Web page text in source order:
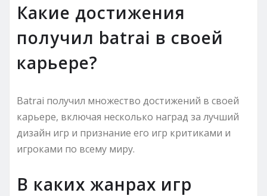
Какие достижения
получил batrai в своей
карьере?
Batrai получил множество достижений в своей
карьере, включая несколько наград за лучший
дизайн игр и признание его игр критиками и
игроками по всему миру.
В каких жанрах игр